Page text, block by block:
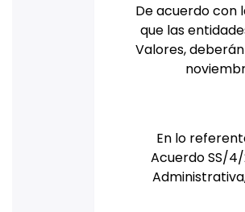
De acuerdo con
que las
Valores,
En lo
Acuerdo SS/